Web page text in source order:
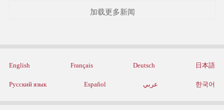
加载更多新闻
English Français Deutsch 日本語
Русский язык Español عربي 한국어